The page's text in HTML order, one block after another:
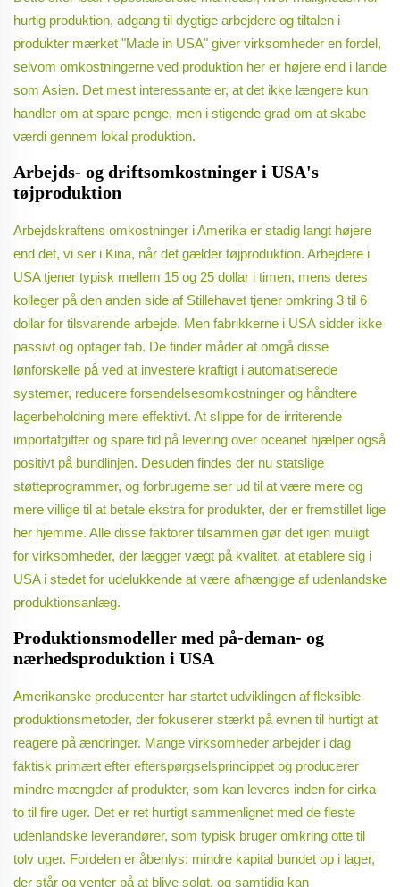
hurtig produktion, adgang til dygtige arbejdere og tiltalen i
produkter mærket "Made in USA" giver virksomheder en fordel,
selvom omkostningerne ved produktion her er højere end i lande
som Asien. Det mest interessante er, at det ikke længere kun
handler om at spare penge, men i stigende grad om at skabe
værdi gennem lokal produktion.
Arbejds- og driftsomkostninger i USA's
tøjproduktion
Arbejdskraftens omkostninger i Amerika er stadig langt højere
end det, vi ser i Kina, når det gælder tøjproduktion. Arbejdere i
USA tjener typisk mellem 15 og 25 dollar i timen, mens deres
kolleger på den anden side af Stillehavet tjener omkring 3 til 6
dollar for tilsvarende arbejde. Men fabrikkerne i USA sidder ikke
passivt og optager tab. De finder måder at omgå disse
lønforskelle på ved at investere kraftigt i automatiserede
systemer, reducere forsendelsesomkostninger og håndtere
lagerbeholdning mere effektivt. At slippe for de irriterende
importafgifter og spare tid på levering over oceanet hjælper også
positivt på bundlinjen. Desuden findes der nu statslige
støtteprogrammer, og forbrugerne ser ud til at være mere og
mere villige til at betale ekstra for produkter, der er fremstillet lige
her hjemme. Alle disse faktorer tilsammen gør det igen muligt
for virksomheder, der lægger vægt på kvalitet, at etablere sig i
USA i stedet for udelukkende at være afhængige af udenlandske
produktionsanlæg.
Produktionsmodeller med på-deman- og
nærhedsproduktion i USA
Amerikanske producenter har startet udviklingen af fleksible
produktionsmetoder, der fokuserer stærkt på evnen til hurtigt at
reagere på ændringer. Mange virksomheder arbejder i dag
faktisk primært efter efterspørgselsprincippet og producerer
mindre mængder af produkter, som kan leveres inden for cirka
to til fire uger. Det er ret hurtigt sammenlignet med de fleste
udenlandske leverandører, som typisk bruger omkring otte til
tolv uger. Fordelen er åbenlys: mindre kapital bundet op i lager,
der står og venter på at blive solgt, og samtidig kan